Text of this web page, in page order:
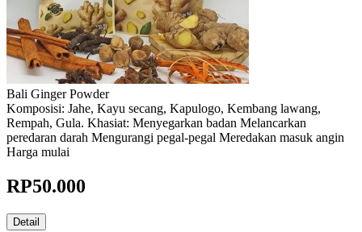
Bali Ginger Powder
Komposisi: Jahe, Kayu secang, Kapulogo, Kembang lawang,
Rempah, Gula. Khasiat: Menyegarkan badan Melancarkan
peredaran darah Mengurangi pegal-pegal Meredakan masuk angin
Harga mulai
RP50.000
Detail